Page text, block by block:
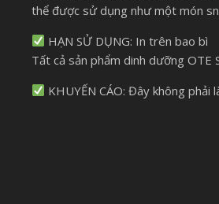
thể được sử dụng như một món
HẠN SỬ DỤNG: In trên bao bì
Tất cả sản phẩm dinh dưỡng
KHUYẾN CÁO: Đây không